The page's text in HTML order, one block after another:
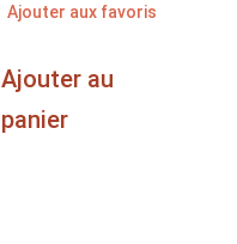
Ajouter aux favoris
Ajouter au
panier